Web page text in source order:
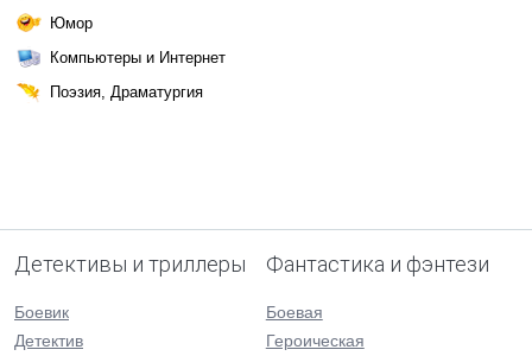
Юмор
Компьютеры и Интернет
Поэзия, Драматургия
Детективы и триллеры
Боевик
Детектив
Фантастика и фэнтези
Боевая
Героическая